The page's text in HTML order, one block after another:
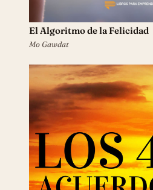
El Algoritmo de la Felicidad
Mo Gawdat